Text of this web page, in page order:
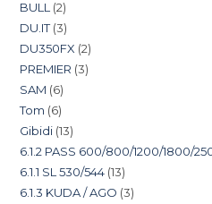
BULL 2
DU.IT 3
DU350FX 2
PREMIER 3
SAM 6
Tom 6
Gibidi 13
6.1.2 PASS 600/800/1200/1800/
6.1.1 SL 530/544 13
6.1.3 KUDA / AGO 3